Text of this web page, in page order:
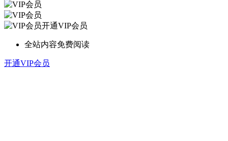
开通VIP会员
全站内容免费阅读
开通VIP会员